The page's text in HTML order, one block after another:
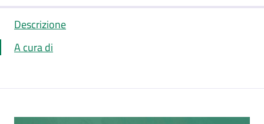
Descrizione
A cura di